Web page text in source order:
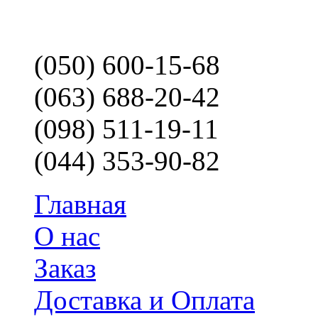
(050) 600-15-68
(063) 688-20-42
(098) 511-19-11
(044) 353-90-82
Главная
О нас
Заказ
Доставка и Оплата